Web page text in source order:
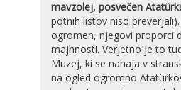
mavzolej, posvečen
potnih listov niso
ogromen, njegovi proporci
majhnosti. Verjetno je to
Muzej, ki se nahaja v
na ogled ogromno